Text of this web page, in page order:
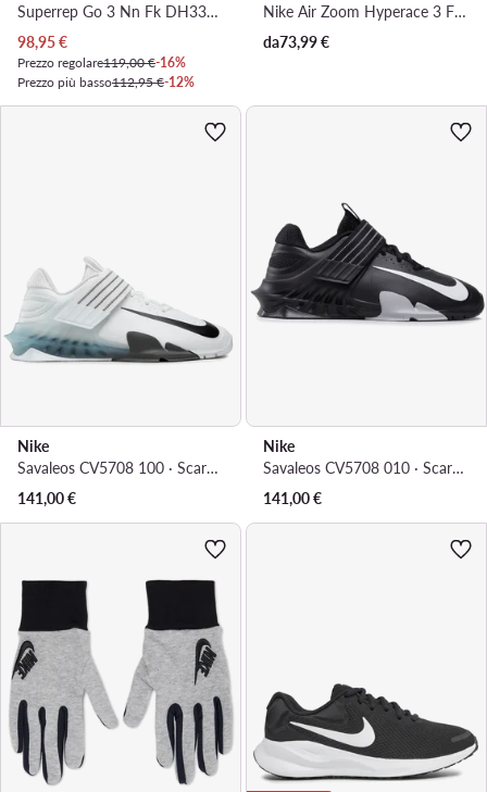
Superrep Go 3 Nn Fk DH3393 005 · Scarpe da palestra
Prezzo attuale
98,95€
Prezzo regolare119,00 €-16%
Prezzo più basso112,95 €-12%
Nike Air Zoom Hyperace 3 FQ7074 002 · Scarpe indoor
da73,99€
Nike
Savaleos CV5708 100 · Scarpe da palestra
141,00€
Nike
Savaleos CV5708 010 · Scarpe da palestra
141,00€